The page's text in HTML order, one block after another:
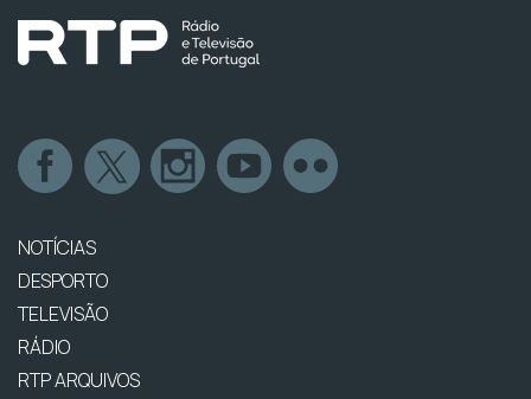
NOTÍCIAS
DESPORTO
TELEVISÃO
RÁDIO
RTP ARQUIVOS